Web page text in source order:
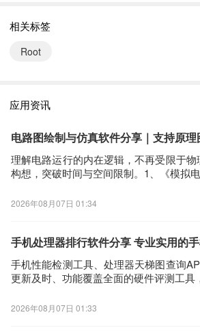
相关标签
Root
应用资讯
电路图绘制与仿真软件分享｜支持原
理解电路运行的内在逻辑，不再受限于
构想，突破时间与空间限制。1、《模拟
2026年08月07日 01:34
手机处理器排行软件分享 专业实用的
手机性能检测工具、处理器天梯图查询
更新及时、功能覆盖全面的硬件评测工
2026年08月07日 01:33